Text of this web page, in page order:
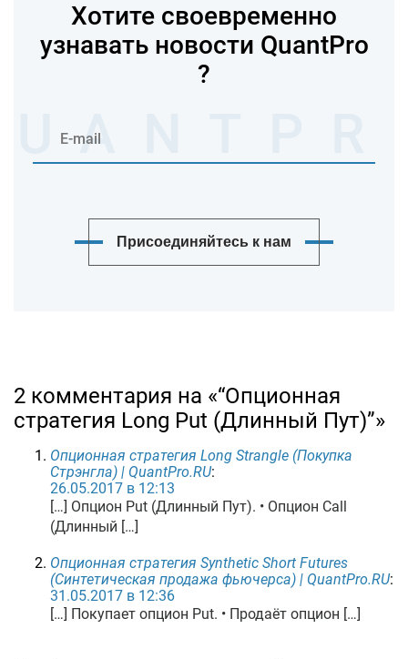
Хотите своевременно
узнавать новости QuantPro
?
Присоединяйтесь к нам
2 комментария на «“Опционная
стратегия Long Put (Длинный Пут)”»
Опционная стратегия Long Strangle (Покупка
Стрэнгла) | QuantPro.RU:
26.05.2017 в 12:13
[…] Опцион Put (Длинный Пут). • Опцион Call
(Длинный […]
Опционная стратегия Synthetic Short Futures
(Синтетическая продажа фьючерса) | QuantPro.RU:
31.05.2017 в 12:36
[…] Покупает опцион Put. • Продаёт опцион […]